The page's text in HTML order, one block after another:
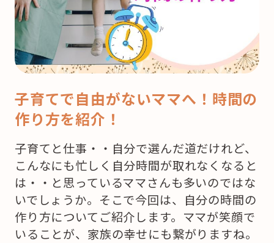
子育てで自由がないママへ！時間の
作り方を紹介！
子育てと仕事・・自分で選んだ道だけれど、
こんなにも忙しく自分時間が取れなくなると
は・・と思っているママさんも多いのではな
いでしょうか。そこで今回は、自分の時間の
作り方についてご紹介します。ママが笑顔で
いることが、家族の幸せにも繋がりますね。